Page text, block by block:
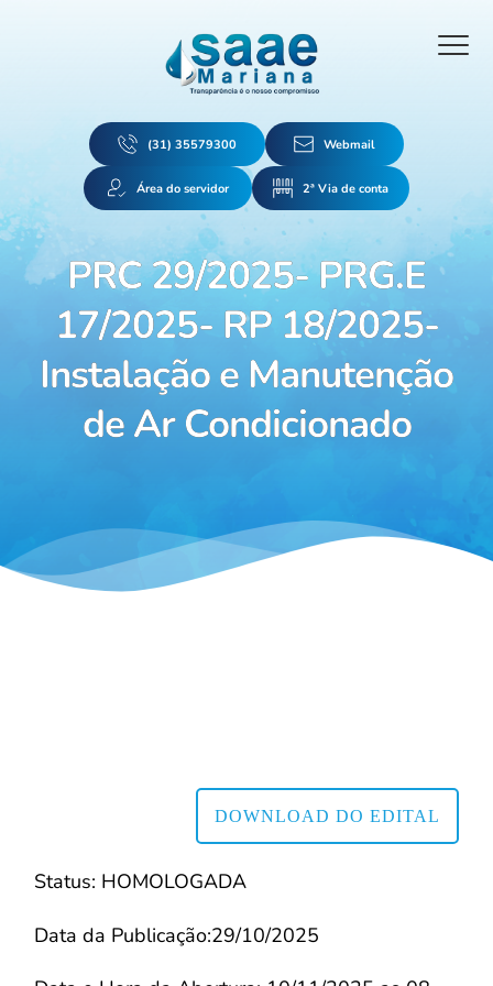
(31) 35579300 Webmail
Área do servidor 2ª Via de conta
PRC 29/2025- PRG.E
17/2025- RP 18/2025-
Instalação e Manutenção
de Ar Condicionado
DOWNLOAD DO EDITAL
Status: HOMOLOGADA
Data da Publicação:29/10/2025